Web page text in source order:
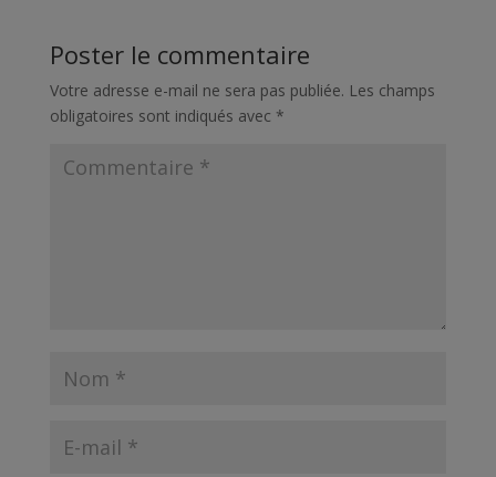
Poster le commentaire
Votre adresse e-mail ne sera pas publiée. Les champs
obligatoires sont indiqués avec *